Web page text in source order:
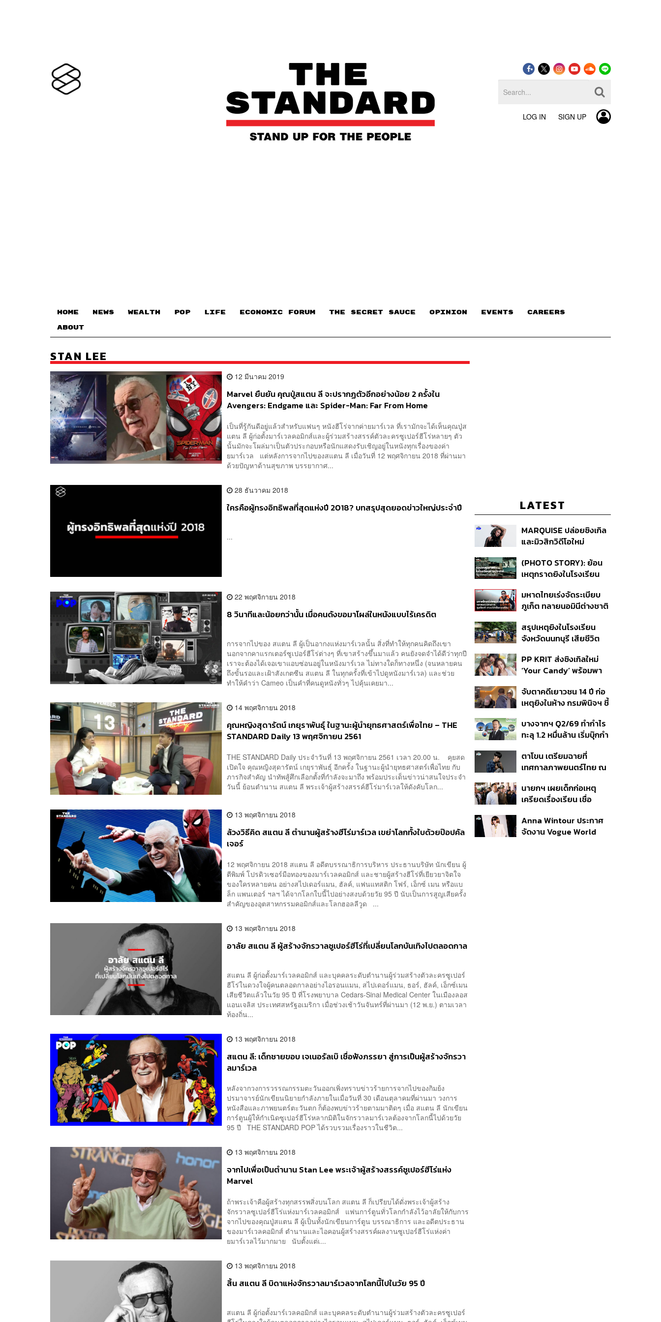
LOG IN SIGN UP
HOME NEWS WEALTH POP LIFE ECONOMIC FORUM THE SECRET SAUCE​ OPINION EVENTS CAREERS
ABOUT
STAN LEE
12 มีนาคม 2019
Marvel ยืนยัน คุณปู่สแตน ลี จะปรากฏตัวอีกอย่างน้อย 2 ครั้งใน
Avengers: Endgame และ Spider-Man: Far From Home
เป็นที่รู้กันดีอยู่แล้วสำหรับแฟนๆ หนังฮีโร่จากค่ายมาร์เวล ที่เรามักจะได้เห็นคุณปู่ส
แตน ลี ผู้ก่อตั้งมาร์เวลคอมิกส์และผู้ร่วมสร้างสรรค์ตัวละครซูเปอร์ฮีโร่หลายๆ ตัว
นั้นมักจะโผล่มาเป็นตัวประกอบหรือนักแสดงรับเชิญอยู่ในหนังทุกเรื่องของค่า
ยมาร์เวล แต่หลังการจากไปของสแตน ลี เมื่อวันที่ 12 พฤศจิกายน 2018 ที่ผ่านมา
ด้วยปัญหาด้านสุขภาพ บรรยากาศ...
28 ธันวาคม 2018
ใครคือผู้ทรงอิทธิพลที่สุดแห่งปี 2018? บทสรุปสุดยอดข่าวใหญ่ประจำปี
...
22 พฤศจิกายน 2018
8 วินาทีและน้อยกว่านั้น เมื่อคนดังขอมาโผล่ในหนังแบบไร้เครดิต
การจากไปของ สแตน ลี ผู้เป็นอากงแห่งมาร์เวลนั้น สิ่งที่ทำให้ทุกคนคิดถึงเขา
นอกจากคาแรกเตอร์ซูเปอร์ฮีโร่ต่างๆ ที่เขาสร้างขึ้นมาแล้ว คนยังจดจำได้ดีว่าทุกปี
เราจะต้องได้เจอเขาแอบซ่อนอยู่ในหนังมาร์เวล ไม่ทางใดก็ทางหนึ่ง (จนหลายคน
ถึงขั้นรอและเฝ้าสังเกตซีน สแตน ลี ในทุกครั้งที่เข้าไปดูหนังมาร์เวล) และช่วย
ทำให้คำว่า Cameo เป็นคำที่คนดูหนังทั่วๆ ไปคุ้นเคยมา...
14 พฤศจิกายน 2018
คุณหญิงสุดารัตน์ เกยุราพันธุ์ ในฐานะผู้นำยุทธศาสตร์เพื่อไทย – THE
STANDARD Daily 13 พฤศจิกายน 2561
THE STANDARD Daily ประจำวันที่ 13 พฤศจิกายน 2561 เวลา 20.00 น. คุยสด
เปิดใจ คุณหญิงสุดารัตน์ เกยุราพันธุ์ อีกครั้ง ในฐานะผู้นำยุทธศาสตร์เพื่อไทย กับ
ภารกิจสำคัญ นำทัพสู้ศึกเลือกตั้งที่กำลังจะมาถึง พร้อมประเด็นข่าวน่าสนใจประจำ
วันนี้ ย้อนตำนาน สแตน ลี พระเจ้าผู้สร้างสรรค์ฮีโร่มาร์เวลให้ดังคับโลก...
13 พฤศจิกายน 2018
ล้วงวิธีคิด สแตน ลี ตำนานผู้สร้างฮีโร่มาร์เวล เขย่าโลกทั้งใบด้วยป๊อปคัล
เจอร์
12 พฤศจิกายน 2018 สแตน ลี อดีตบรรณาธิการบริหาร ประธานบริษัท นักเขียน ผู้
ตีพิมพ์ โปรดิวเซอร์มือทองของมาร์เวลคอมิกส์ และชายผู้สร้างฮีโร่ที่เยียวยาจิตใจ
ของใครหลายคน อย่างสไปเดอร์แมน,​ ฮัลค์, แฟนแทสติก โฟร์, เอ็กซ์ เมน หรือแบ
ล็ก แพนเตอร์ ฯลฯ ได้จากโลกใบนี้ไปอย่างสงบด้วยวัย 95 ปี นับเป็นการสูญเสียครั้ง
สำคัญของอุตสาหกรรมคอมิกส์และโลกฮอลลีวูด ...
13 พฤศจิกายน 2018
อาลัย สแตน ลี ผู้สร้างจักรวาลซูเปอร์ฮีโร่ที่เปลี่ยนโลกบันเทิงไปตลอดกาล
สแตน ลี ผู้ก่อตั้งมาร์เวลคอมิกส์ และบุคคลระดับตำนานผู้ร่วมสร้างตัวละครซูเปอร์
ฮีโร่ในดวงใจผู้คนตลอดกาลอย่างไอรอนแมน, สไปเดอร์แมน, ธอร์, ฮัลค์, เอ็กซ์เมน
เสียชีวิตแล้วในวัย 95 ปี ที่โรงพยาบาล Cedars-Sinai Medical Center ในเมืองลอส
แอนเจลิส ประเทศสหรัฐอเมริกา เมื่อช่วงเช้าวันจันทร์ที่ผ่านมา (12 พ.ย.) ตามเวลา
ท้องถิ่น...
13 พฤศจิกายน 2018
สแตน ลี: เด็กชายขอบ เจเนอรัลเบ๊ เชื่อฟังภรรยา สู่การเป็นผู้สร้างจักรวา
ลมาร์เวล
หลังจากวงการวรรณกรรมตะวันออกเพิ่งทราบข่าวร้ายการจากไปของกิมย้ง
ปรมาจารย์นักเขียนนิยายกำลังภายในเมื่อวันที่ 30 เดือนตุลาคมที่ผ่านมา วงการ
หนังสือและภาพยนตร์ตะวันตก ก็ต้องพบข่าวร้ายตามมาติดๆ เมื่อ สแตน ลี นักเขียน
การ์ตูนผู้ให้กำเนิดซูเปอร์ฮีโร่หลากมิติในจักรวาลมาร์เวลต้องจากโลกนี้ไปด้วยวัย
95 ปี THE STANDARD POP ได้รวบรวมเรื่องราวในชีวิต...
13 พฤศจิกายน 2018
จากไปเพื่อเป็นตำนาน Stan Lee พระเจ้าผู้สร้างสรรค์ซูเปอร์ฮีโร่แห่ง
Marvel
ถ้าพระเจ้าคือผู้สร้างทุกสรรพสิ่งบนโลก สแตน ลี ก็เปรียบได้ดั่งพระเจ้าผู้สร้าง
จักรวาลซูเปอร์ฮีโร่แห่งมาร์เวลคอมิกส์ แฟนการ์ตูนทั่วโลกกำลังไว้อาลัยให้กับการ
จากไปของคุณปู่สแตน ลี ผู้เป็นทั้งนักเขียนการ์ตูน บรรณาธิการ และอดีตประธาน
ของมาร์เวลคอมิกส์ ตำนานและไอคอนผู้สร้างสรรค์ผลงานซูเปอร์ฮีโร่แห่งค่า
ยมาร์เวลไว้มากมาย นับตั้งแต่เ...
13 พฤศจิกายน 2018
สิ้น สแตน ลี บิดาแห่งจักรวาลมาร์เวลจากโลกนี้ไปในวัย 95 ปี
สแตน ลี ผู้ก่อตั้งมาร์เวลคอมิกส์ และบุคคลระดับตำนานผู้ร่วมสร้างตัวละครซูเปอร์
LATEST
MARQUISE ปล่อยซิงเกิล
และมิวสิกวิดีโอใหม่
สัมพันธ์สุด Toxic
(PHOTO STORY): ย้อน
เหตุกราดยิงในโรงเรียน
นักเรียน
มหาดไทยเร่งจัดระเบียบ
ภูเก็ต ทลายนอมินีต่างชาติ
ที่ดิน เคลียร์ใบอนุญาต
โรงแรมค้าง 7 ปี
สรุปเหตุยิงในโรงเรียน
จังหวัดนนทบุรี เสียชีวิต
ปมค้นประวัติคดีกราดยิงที่
สหรัฐฯ
PP KRIT ส่งซิงเกิลใหม่
‘Your Candy’ พร้อมพา
สิกวิดีโอ
จับตาคดีเยาวชน 14 ปี ก่อ
เหตุยิงในห้าง กรมพินิจฯ ชี้
เนื่อง ประเมินปล่อยตัว
บางจากฯ Q2/69 ทำกำไร
ทะลุ 1.2 หมื่นล้าน เริ่มบุ๊กกำ
แรก หนุนรายได้ครึ่งปีทะลุ
3.2 แสนล้าน
ตาโขน เตรียมฉายที่
เทศกาลภาพยนตร์ไทย ณ
นายกฯ เผยเด็กก่อเหตุ
เครียดเรื่องเรียน เชื่อ
กระสุนอีกกว่า 30 นัด หาก
ไม่จบชีวิตตัวเองอาจสูญ
Anna Wintour ประกาศ
จัดงาน Vogue World